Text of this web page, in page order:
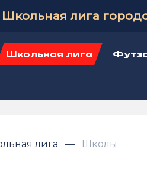
Школьная лига
Школьная лига
лига Школы